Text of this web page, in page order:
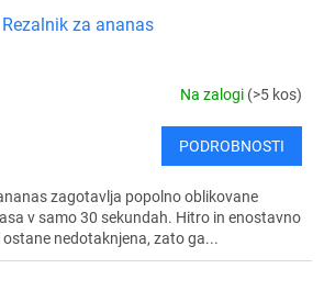
Rezalnik za ananas
Na zalogi (>5 kos)
PODROBNOSTI
zagotavlja popolno oblikovane
v samo 30 sekundah. Hitro in enostavno
ostane nedotaknjena, zato ga...